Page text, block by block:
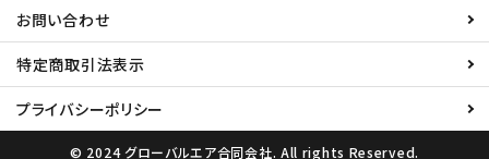
お問い合わせ
特定商取引法表示
プライバシーポリシー
© 2024 グローバルエア合同会社. All rights Reserved.